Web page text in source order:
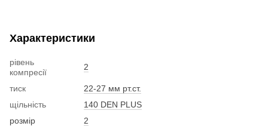
Характеристики
рівень
компресії
2
тиск
22-27 мм рт.ст.
щільність
140 DEN PLUS
розмір
2